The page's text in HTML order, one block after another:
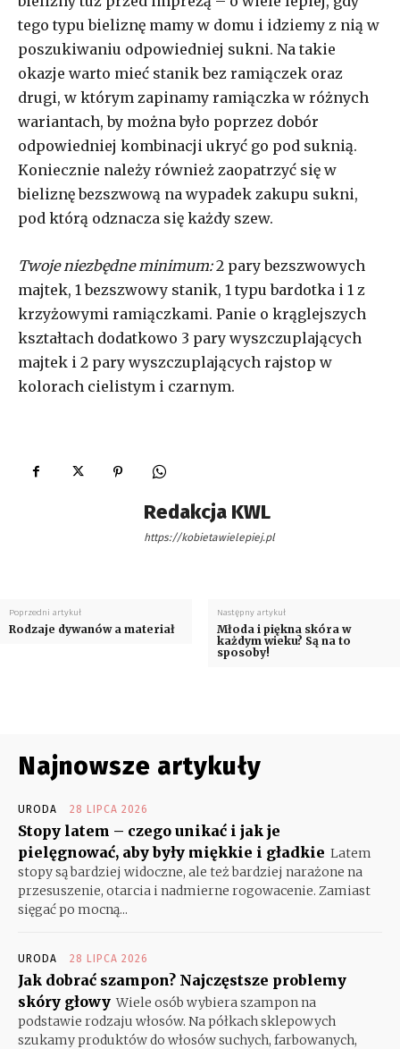
tego typu bieliznę mamy w domu i idziemy z nią w
poszukiwaniu odpowiedniej sukni. Na takie
okazje warto mieć stanik bez ramiączek oraz
drugi, w którym zapinamy ramiączka w różnych
wariantach, by można było poprzez dobór
odpowiedniej kombinacji ukryć go pod suknią.
Koniecznie należy również zaopatrzyć się w
bieliznę bezszwową na wypadek zakupu sukni,
pod którą odznacza się każdy szew.
Twoje niezbędne minimum:2 pary bezszwowych
majtek, 1 bezszwowy stanik, 1 typu bardotka i 1 z
krzyżowymi ramiączkami. Panie o krąglejszych
kształtach dodatkowo 3 pary wyszczuplających
majtek i 2 pary wyszczuplających rajstop w
kolorach cielistym i czarnym.
Redakcja KWL
https://kobietawielepiej.pl
Poprzedni artykuł
Rodzaje dywanów a materiał
Następny artykuł
Młoda i piękna skóra w
każdym wieku? Są na to
sposoby!
Najnowsze artykuły
URODA 28 LIPCA 2026
Stopy latem – czego unikać i jak je
pielęgnować, aby były miękkie i gładkie Latem
stopy są bardziej widoczne, ale też bardziej narażone na
przesuszenie, otarcia i nadmierne rogowacenie. Zamiast
sięgać po mocną...
URODA 28 LIPCA 2026
Jak dobrać szampon? Najczęstsze problemy
skóry głowy Wiele osób wybiera szampon na
podstawie rodzaju włosów. Na półkach sklepowych
szukamy produktów do włosów suchych, farbowanych,